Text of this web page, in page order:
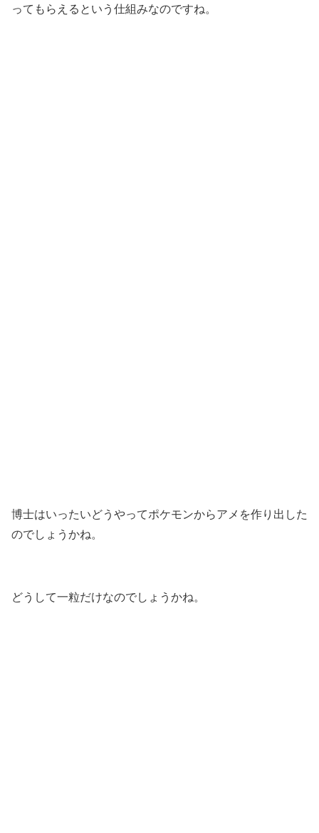
ってもらえるという仕組みなのですね。
博士はいったいどうやってポケモンからアメを作り出した
のでしょうかね。
どうして一粒だけなのでしょうかね。